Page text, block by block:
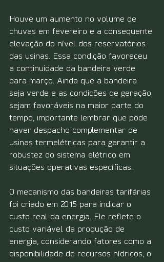
Houve um aumento no volume de
chuvas em fevereiro e a consequente
elevação do nível dos reservatórios
das usinas. Essa condição favoreceu
a continuidade da bandeira verde
para março. Ainda que a bandeira
seja verde e as condições de geração
sejam favoráveis na maior parte do
tempo, importante lembrar que pode
haver despacho complementar de
usinas termelétricas para garantir a
robustez do sistema elétrico em
situações operativas específicas.
O mecanismo das bandeiras tarifárias
foi criado em 2015 para indicar o
custo real da energia. Ele reflete o
custo variável da produção de
energia, considerando fatores como a
disponibilidade de recursos hídricos, o